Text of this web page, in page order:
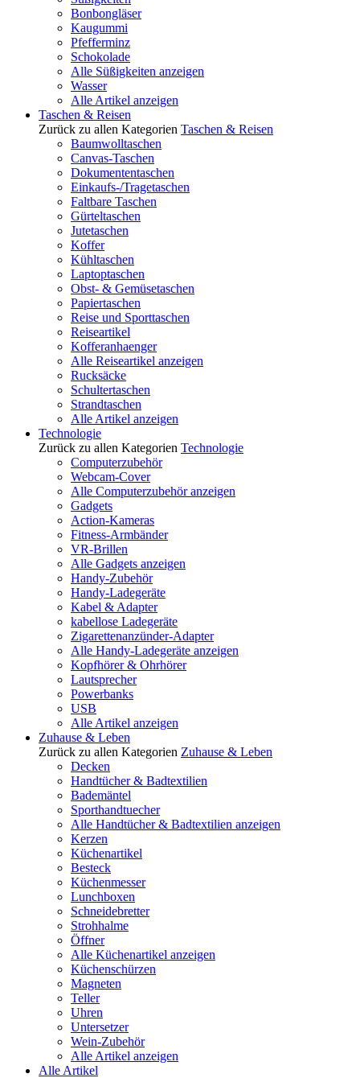
Bonbongläser
Kaugummi
Pfefferminz
Schokolade
Alle Süßigkeiten anzeigen
Wasser
Alle Artikel anzeigen
Taschen & Reisen
Zurück zu allen Kategorien Taschen & Reisen
Baumwolltaschen
Canvas-Taschen
Dokumententaschen
Einkaufs-/Tragetaschen
Faltbare Taschen
Gürteltaschen
Jutetaschen
Koffer
Kühltaschen
Laptoptaschen
Obst- & Gemüsetaschen
Papiertaschen
Reise und Sporttaschen
Reiseartikel
Kofferanhaenger
Alle Reiseartikel anzeigen
Rucksäcke
Schultertaschen
Strandtaschen
Alle Artikel anzeigen
Technologie
Zurück zu allen Kategorien Technologie
Computerzubehör
Webcam-Cover
Alle Computerzubehör anzeigen
Gadgets
Action-Kameras
Fitness-Armbänder
VR-Brillen
Alle Gadgets anzeigen
Handy-Zubehör
Handy-Ladegeräte
Kabel & Adapter
kabellose Ladegeräte
Zigarettenanzünder-Adapter
Alle Handy-Ladegeräte anzeigen
Kopfhörer & Ohrhörer
Lautsprecher
Powerbanks
USB
Alle Artikel anzeigen
Zuhause & Leben
Zurück zu allen Kategorien Zuhause & Leben
Decken
Handtücher & Badtextilien
Bademäntel
Sporthandtuecher
Alle Handtücher & Badtextilien anzeigen
Kerzen
Küchenartikel
Besteck
Küchenmesser
Lunchboxen
Schneidebretter
Strohhalme
Öffner
Alle Küchenartikel anzeigen
Küchenschürzen
Magneten
Teller
Uhren
Untersetzer
Wein-Zubehör
Alle Artikel anzeigen
Alle Artikel